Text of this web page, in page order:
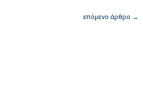
επόμενο άρθρο →